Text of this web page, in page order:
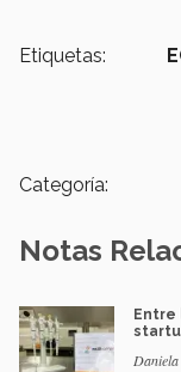
Etiquetas:
Categoría:
Notas
Entre